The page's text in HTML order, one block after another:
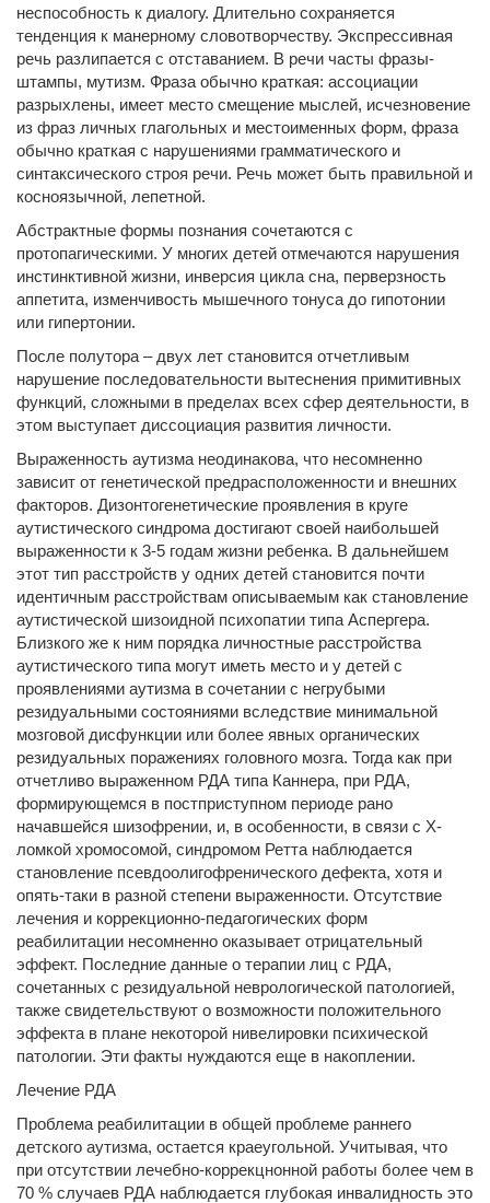
неспособность к диалогу. Длительно сохраняется
тенденция к манерному словотворчеству. Экспрессивная
речь разлипается с отставанием. В речи часты фразы-
штампы, мутизм. Фраза обычно краткая: ассоциации
разрыхлены, имеет место смещение мыслей, исчезновение
из фраз личных глагольных и местоименных форм, фраза
обычно краткая с нарушениями грамматического и
синтаксического строя речи. Речь может быть правильной и
косноязычной, лепетной.
Абстрактные формы познания сочетаются с
протопагическими. У многих детей отмечаются нарушения
инстинктивной жизни, инверсия цикла сна, перверзность
аппетита, изменчивость мышечного тонуса до гипотонии
или гипертонии.
После полутора – двух лет становится отчетливым
нарушение последовательности вытеснения примитивных
функций, сложными в пределах всех сфер деятельности, в
этом выступает диссоциация развития личности.
Выраженность аутизма неодинакова, что несомненно
зависит от генетической предрасположенности и внешних
факторов. Дизонтогенетические проявления в круге
аутистического синдрома достигают своей наибольшей
выраженности к 3-5 годам жизни ребенка. В дальнейшем
этот тип расстройств у одних детей становится почти
идентичным расстройствам описываемым как становление
аутистической шизоидной психопатии типа Аспергера.
Близкого же к ним порядка личностные расстройства
аутистического типа могут иметь место и у детей с
проявлениями аутизма в сочетании с негрубыми
резидуальными состояниями вследствие минимальной
мозговой дисфункции или более явных органических
резидуальных поражениях головного мозга. Тогда как при
отчетливо выраженном РДА типа Каннера, при РДА,
формирующемся в постприступном периоде рано
начавшейся шизофрении, и, в особенности, в связи с Х-
ломкой хромосомой, синдромом Ретта наблюдается
становление псевдоолигофренического дефекта, хотя и
опять-таки в разной степени выраженности. Отсутствие
лечения и коррекционно-педагогических форм
реабилитации несомненно оказывает отрицательный
эффект. Последние данные о терапии лиц с РДА,
сочетанных с резидуальной неврологической патологией,
также свидетельствуют о возможности положительного
эффекта в плане некоторой нивелировки психической
патологии. Эти факты нуждаются еще в накоплении.
Лечение РДА
Проблема реабилитации в общей проблеме раннего
детского аутизма, остается краеугольной. Учитывая, что
при отсутствии лечебно-коррекцнонной работы более чем в
70 % случаев РДА наблюдается глубокая инвалидность это